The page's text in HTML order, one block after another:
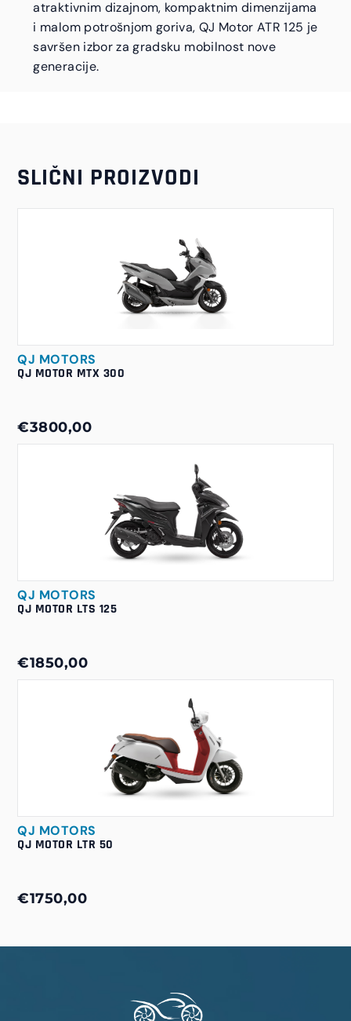
atraktivnim dizajnom, kompaktnim dimenzijama
i malom potrošnjom goriva, QJ Motor ATR 125 je
savršen izbor za gradsku mobilnost nove
generacije.
SLIČNI PROIZVODI
QJ MOTORS
QJ MOTOR MTX 300
€3800,00
QJ MOTORS
QJ MOTOR LTS 125
€1850,00
QJ MOTORS
QJ MOTOR LTR 50
€1750,00